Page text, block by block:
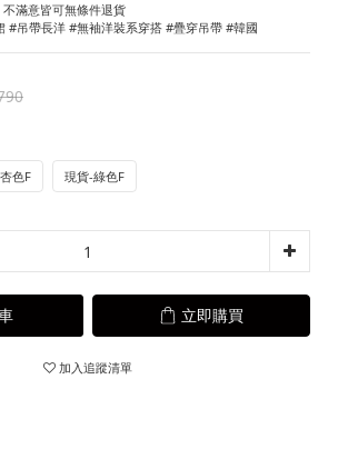
滿意皆可無條件退貨
#吊帶長洋 #無袖洋裝系穿搭 #疊穿吊帶 #韓國
色F 現貨-綠色F
立即購買
加入追蹤清單